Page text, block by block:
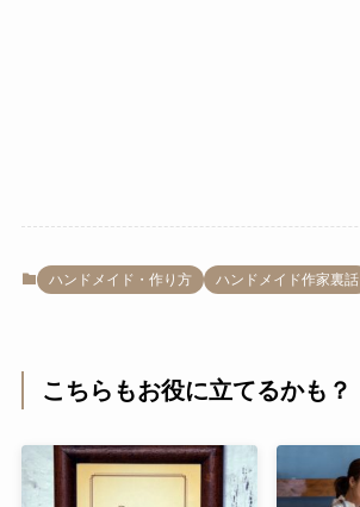
ハンドメイド・作り方 ハンドメイド作家裏話
こちらもお役に立てるかも？